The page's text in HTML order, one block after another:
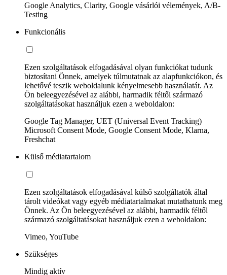
Google Analytics, Clarity, Google vásárlói vélemények, A/B-
Testing
Funkcionális
Ezen szolgáltatások elfogadásával olyan funkciókat tudunk
biztosítani Önnek, amelyek túlmutatnak az alapfunkciókon, és
lehetővé teszik weboldalunk kényelmesebb használatát. Az
Ön beleegyezésével az alábbi, harmadik féltől származó
szolgáltatásokat használjuk ezen a weboldalon:
Google Tag Manager, UET (Universal Event Tracking)
Microsoft Consent Mode, Google Consent Mode, Klarna,
Freshchat
Külső médiatartalom
Ezen szolgáltatások elfogadásával külső szolgáltatók által
tárolt videókat vagy egyéb médiatartalmakat mutathatunk meg
Önnek. Az Ön beleegyezésével az alábbi, harmadik féltől
származó szolgáltatásokat használjuk ezen a weboldalon:
Vimeo, YouTube
Szükséges
Mindig aktív